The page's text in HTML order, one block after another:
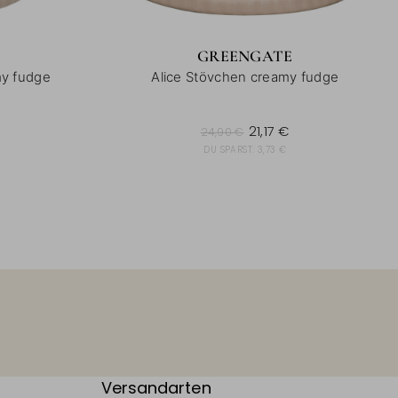
fudge
GREENGATE
Alice Stövchen creamy fudge
24,90 € 21,17 €
DU SPARST: 3,73 €
Versandarten